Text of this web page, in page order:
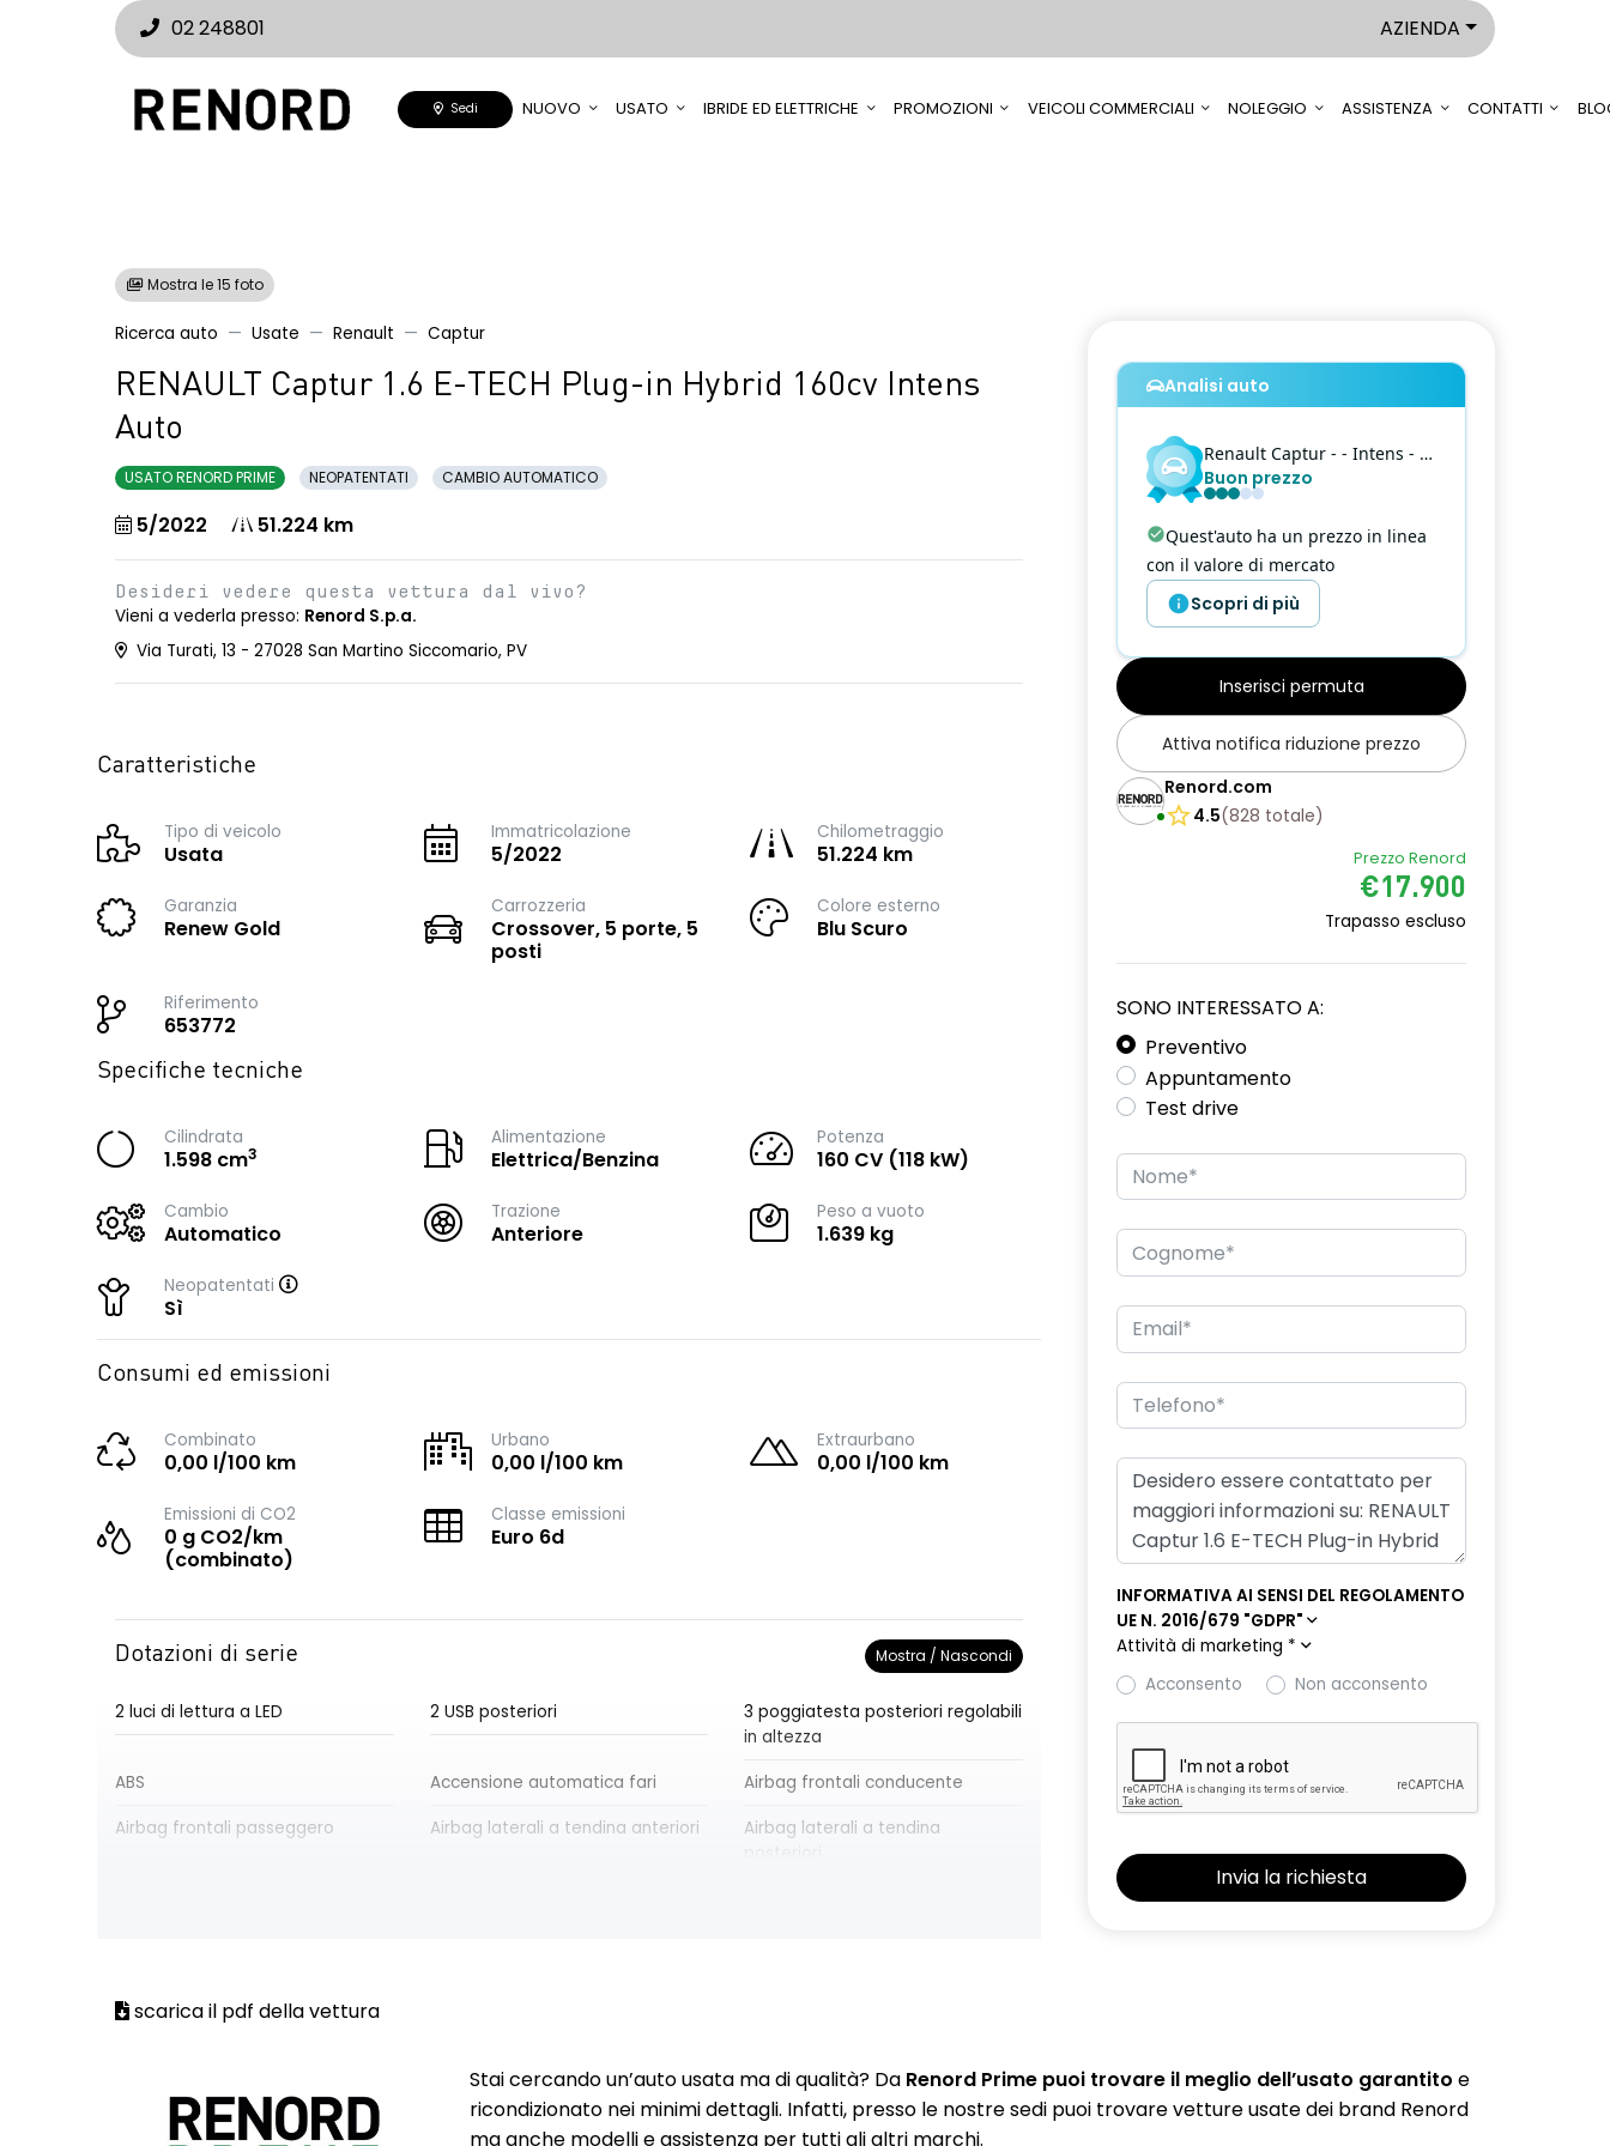
02 248801 AZIENDA
Sedi NUOVO USATO IBRIDE ED ELETTRICHE PROMOZIONI VEICOLI COMMERCIALI NOLEGGIO ASSISTENZA CONTATTI
Mostra le 15 foto
Ricerca auto Usate Renault Captur
RENAULT Captur 1.6 E-TECH Plug-in Hybrid 160cv Intens
Auto
USATO RENORD PRIME NEOPATENTATI CAMBIO AUTOMATICO
5/2022 51.224 km
Desideri vedere questa vettura dal vivo?
Vieni a vederla presso: Renord S.p.a.
Via Turati, 13 - 27028 San Martino Siccomario, PV
Caratteristiche
Tipo di veicolo
Usata
Immatricolazione
5/2022
Chilometraggio
51.224 km
Garanzia
Renew Gold
Carrozzeria
Crossover, 5 porte, 5
posti
Colore esterno
Blu Scuro
Riferimento
653772
Specifiche tecniche
Cilindrata
1.598 cm3
Alimentazione
Elettrica/Benzina
Potenza
160 CV (118 kW)
Cambio
Automatico
Trazione
Anteriore
Peso a vuoto
1.639 kg
Neopatentati
Sì
Consumi ed emissioni
Combinato
0,00 l/100 km
Urbano
0,00 l/100 km
Extraurbano
0,00 l/100 km
Emissioni di CO2
0 g CO2/km
(combinato)
Classe emissioni
Euro 6d
Dotazioni di serie Mostra / Nascondi
2 luci di lettura a LED 2 USB posteriori
3 poggiatesta posteriori regolabili
in altezza
ABS
Accensione automatica fari
Airbag frontali conducente
Airbag frontali passeggero
Airbag laterali a tendina anteriori
Airbag laterali a tendina
Alzacristalli posteriori elettrici
passeggero anteriore
Cavo di ricarica MODE 2
STANDARD
Cerchi in lega da 17" BAHAMAS
scarica il pdf della vettura
Analisi auto
Renault Captur - - Intens - 1.6 E-Tech phev Intens 160cv auto my21
Buon prezzo
Quest'auto ha un prezzo in linea
con il valore di mercato
Scopri di più
Inserisci permuta
Attiva notifica riduzione prezzo
Renord.com
4.5(828 totale)
Prezzo Renord
€17.900
Trapasso escluso
SONO INTERESSATO A:
Preventivo
Appuntamento
Test drive
INFORMATIVA AI SENSI DEL REGOLAMENTO
UE N. 2016/679 "GDPR"
Attività di marketing *
Acconsento
Non acconsento
Stai cercando un’auto usata ma di qualità? DaRenord Prime puoi trovare il meglio dell’usato garantito e
ricondizionato nei minimi dettagli. Infatti, presso le nostre sedi puoi trovare vetture usate dei brand Renord
ma anche modelli e assistenza per tutti gli altri marchi.